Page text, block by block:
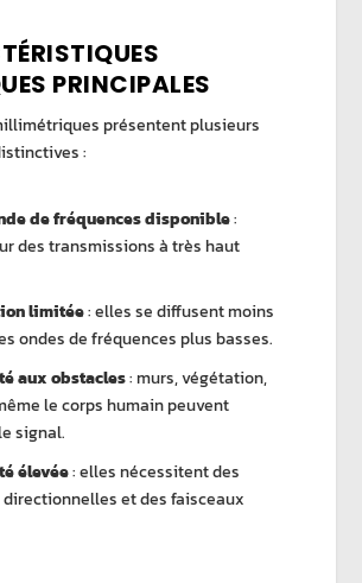
PRINCIPALES
présentent plusieurs
:
de fréquences disponible:
des transmissions à très haut
limitée: elles se diffusent moins
ondes de fréquences plus basses.
aux obstacles: murs, végétation,
le corps humain peuvent
signal.
élevée: elles nécessitent des
et des faisceaux